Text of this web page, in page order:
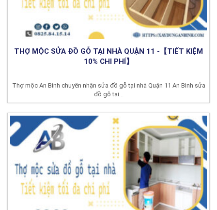
THỢ MỘC SỬA ĐỒ GỖ TẠI NHÀ QUẬN 11 -【TIẾT KIỆM
10% CHI PHÍ】
Thợ mộc An Bình chuyên nhận sửa đồ gỗ tại nhà Quận 11 An Bình sửa
đồ gỗ tại...